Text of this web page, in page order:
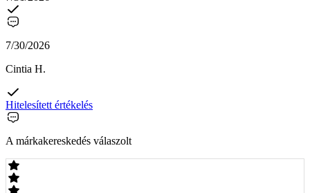
7/30/2026
Cintia H.
Hitelesített értékelés
A márkakereskedés válaszolt